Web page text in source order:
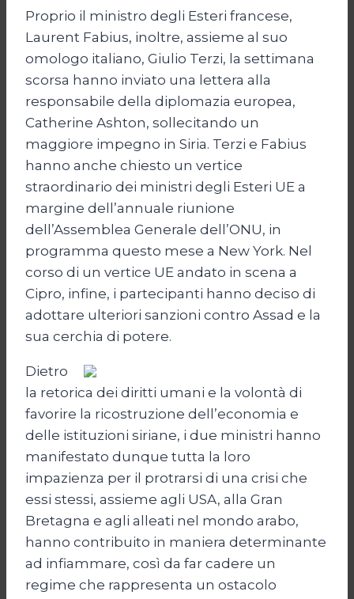
Proprio il ministro degli Esteri francese,
Laurent Fabius, inoltre, assieme al suo
omologo italiano, Giulio Terzi, la settimana
scorsa hanno inviato una lettera alla
responsabile della diplomazia europea,
Catherine Ashton, sollecitando un
maggiore impegno in Siria. Terzi e Fabius
hanno anche chiesto un vertice
straordinario dei ministri degli Esteri UE a
margine dell’annuale riunione
dell’Assemblea Generale dell’ONU, in
programma questo mese a New York. Nel
corso di un vertice UE andato in scena a
Cipro, infine, i partecipanti hanno deciso di
adottare ulteriori sanzioni contro Assad e la
sua cerchia di potere.
Dietro
la retorica dei diritti umani e la volontà di
favorire la ricostruzione dell’economia e
delle istituzioni siriane, i due ministri hanno
manifestato dunque tutta la loro
impazienza per il protrarsi di una crisi che
essi stessi, assieme agli USA, alla Gran
Bretagna e agli alleati nel mondo arabo,
hanno contribuito in maniera determinante
ad infiammare, così da far cadere un
regime che rappresenta un ostacolo